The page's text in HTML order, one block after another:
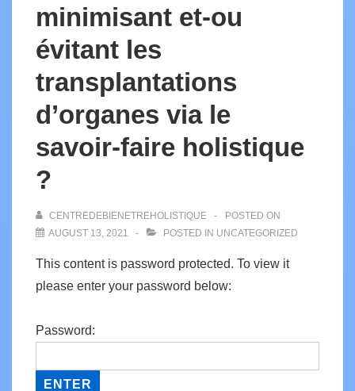
minimisant et-ou
évitant les
transplantations
d’organes via le
savoir-faire holistique
?
CENTREDEBIENETREHOLISTIQUE
POSTED ON
AUGUST 13, 2021
POSTED IN UNCATEGORIZED
This content is password protected. To view it
please enter your password below:
Password: